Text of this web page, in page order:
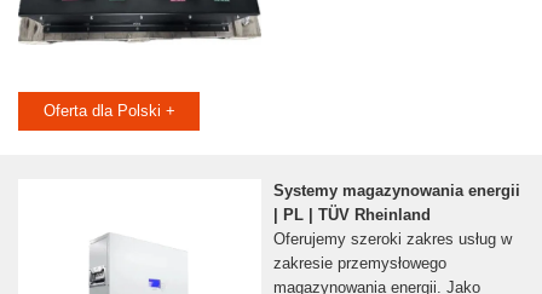
Oferta dla Polski +
Systemy magazynowania energii
| PL | TÜV Rheinland
Oferujemy szeroki zakres usług w
zakresie przemysłowego
magazynowania energii. Jako